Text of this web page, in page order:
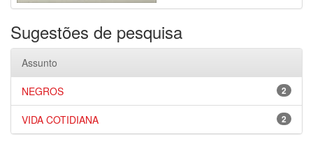
Sugestões de pesquisa
Assunto
2
NEGROS
2
VIDA COTIDIANA